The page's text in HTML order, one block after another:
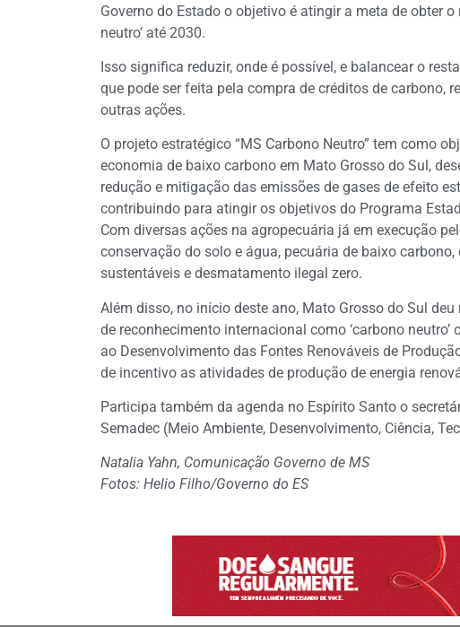
Governo do Estado o objetivo é atingir a meta de obter
neutro’ até 2030.
Isso significa reduzir, onde é possível, e balancear o
que pode ser feita pela compra de créditos de carbono,
outras ações.
O projeto estratégico “MS Carbono Neutro” tem como
economia de baixo carbono em Mato Grosso do Sul,
redução e mitigação das emissões de gases de efeito
contribuindo para atingir os objetivos do Programa
Com diversas ações na agropecuária já em execução
conservação do solo e água, pecuária de baixo
sustentáveis e desmatamento ilegal zero.
Além disso, no início deste ano, Mato Grosso do Sul
de reconhecimento internacional como ‘carbono
ao Desenvolvimento das Fontes Renováveis de
de incentivo as atividades de produção de energia
Participa também da agenda no Espírito Santo o
Semadec (Meio Ambiente, Desenvolvimento, Ciência,
Natalia Yahn, Comunicação Governo de MS
Fotos: Helio Filho/Governo do ES